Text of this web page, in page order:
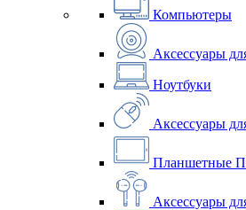
Компьютеры
Аксессуары
Ноутбуки
Аксессуары
Планшетные
Аксессуары